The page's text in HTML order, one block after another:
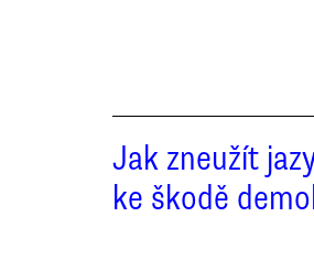
Jak zneužít
ke škodě